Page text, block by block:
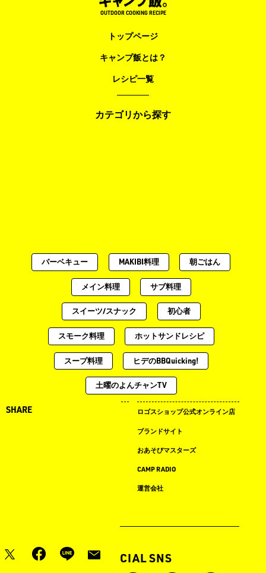
SHARE
OUTDOOR COOKING RECIPE
トップページ
キャンプ飯とは？
レシピ一覧
カテゴリから探す
バーベキュー MAKIBI料理 朝ごはん
メイン料理 サブ料理
スイーツ/スナック 初心者
スモーク料理 ホットサンドレシピ
スープ料理 ヒデのBBQuicking!
土曜のよんチャンTV
キャンプ場ドットコム ロゴスショップ公式オンライン店
ブランドサイト
おあそびマスターズ
CAMP RADIO
運営会社
OFFICIAL SNS